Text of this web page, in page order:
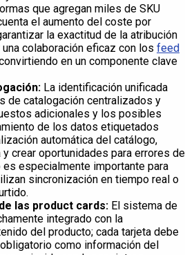
que agregan miles de SKU
el aumento del coste por
la exactitud de la atribución
colaboración eficaz con los feed
en un componente clave
La identificación unificada
de catalogación centralizados y
adicionales y los posibles
de los datos etiquetados
automática del catálogo,
crear oportunidades para errores de
especialmente importante para
sincronización en tiempo real o
las product cards: El sistema de
integrado con la
del producto; cada tarjeta debe
como información del